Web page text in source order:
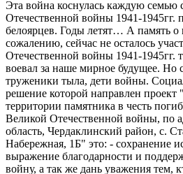
Эта война коснулась каждую семью
Отечественной войны 1941-1945гг.
белоярцев. Годы летят… А память
сожалению, сейчас не осталось
Отечественной войны 1941-1945гг.
воевал за наше мирное будущее.
труженики тыла, дети войны.
решение которой направлен проект
территории памятника в честь
Великой Отечественной войны, по
область, Чердаклинский район, с.
Набережная, 1Б" это: - сохранение
выражение благодарности и
войну, а так же дань уважения тем,